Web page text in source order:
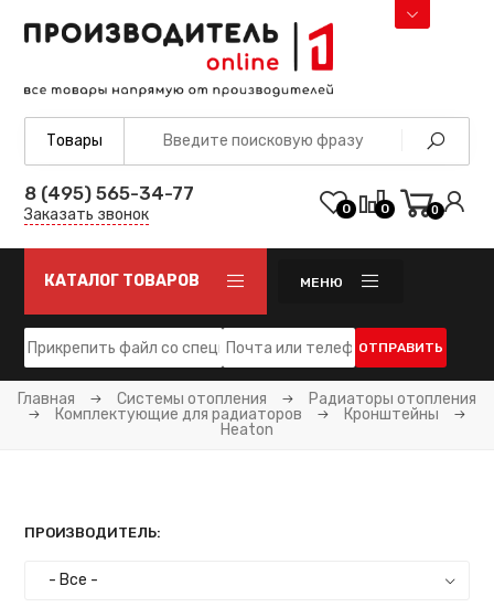
8 (495) 565-34-77
Заказать звонок 0 0 0
КАТАЛОГ ТОВАРОВ МЕНЮ
ОТПРАВИТЬ
Главная Системы отопления
Радиаторы отопления
Комплектующие для радиаторов
Кронштейны
Heaton
ПРОИЗВОДИТЕЛЬ: